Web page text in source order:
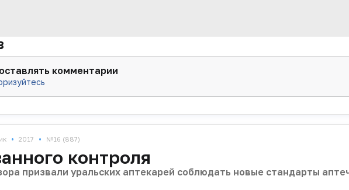
комментарии
• 2017 • №16 (887)
контроля
призвали уральских аптекарей соблюдать новые стандарты